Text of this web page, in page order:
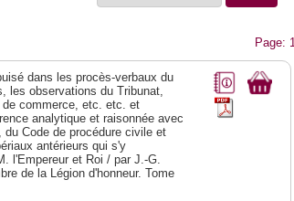
Page:
dans les procès-verbaux du
les observations du Tribunat,
commerce, etc. etc. et
analytique et raisonnée avec
Code de procédure civile et
antérieurs qui s'y
l'Empereur et Roi / par J.-G.
de la Légion d'honneur. Tome